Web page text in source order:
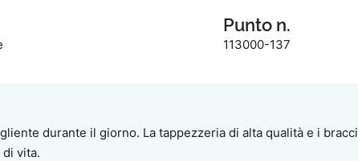
Punto n.
113000-137
durante il giorno. La tappezzeria di alta qualità e i
vita.